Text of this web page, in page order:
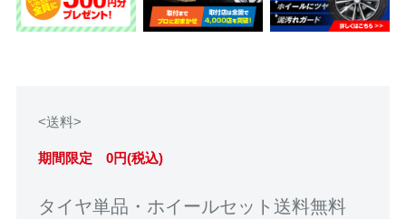
<送料>
期間限定 0円(税込)
タイヤ単品・ホイールセット送料無料